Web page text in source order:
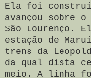
Ela foi
avançou sobre
São Lourenço.
estação de
trens da
da qual dista
meio. A linha